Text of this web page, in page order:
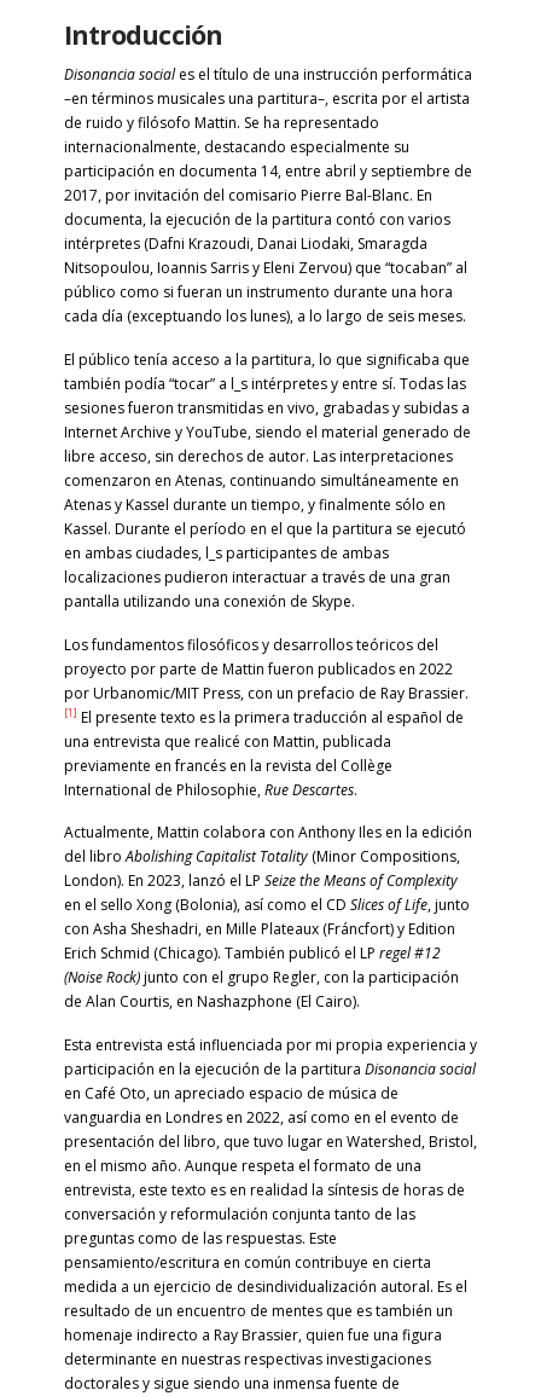
Introducción
Disonancia sociales el título de una instrucción performática
–en términos musicales una partitura–, escrita por el artista
de ruido y filósofo Mattin. Se ha representado
internacionalmente, destacando especialmente su
participación en documenta 14, entre abril y septiembre de
2017, por invitación del comisario Pierre Bal-Blanc. En
documenta, la ejecución de la partitura contó con varios
intérpretes (Dafni Krazoudi, Danai Liodaki, Smaragda
Nitsopoulou, Ioannis Sarris y Eleni Zervou) que “tocaban” al
público como si fueran un instrumento durante una hora
cada día (exceptuando los lunes), a lo largo de seis meses.
El público tenía acceso a la partitura, lo que significaba que
también podía “tocar” a l_s intérpretes y entre sí. Todas las
sesiones fueron transmitidas en vivo, grabadas y subidas a
Internet Archive y YouTube, siendo el material generado de
libre acceso, sin derechos de autor. Las interpretaciones
comenzaron en Atenas, continuando simultáneamente en
Atenas y Kassel durante un tiempo, y finalmente sólo en
Kassel. Durante el período en el que la partitura se ejecutó
en ambas ciudades, l_s participantes de ambas
localizaciones pudieron interactuar a través de una gran
pantalla utilizando una conexión de Skype.
Los fundamentos filosóficos y desarrollos teóricos del
proyecto por parte de Mattin fueron publicados en 2022
por Urbanomic/MIT Press, con un prefacio de Ray Brassier.
[1] El presente texto es la primera traducción al español de
una entrevista que realicé con Mattin, publicada
previamente en francés en la revista del Collège
International de Philosophie,Rue Descartes.
Actualmente, Mattin colabora con Anthony Iles en la edición
del libroAbolishing Capitalist Totality (Minor Compositions,
London). En 2023, lanzó el LP Seize the Means of Complexity
en el sello Xong (Bolonia), así como el CD Slices of Life, junto
con Asha Sheshadri, en Mille Plateaux (Fráncfort) y Edition
Erich Schmid (Chicago). También publicó el LP regel #12
(Noise Rock)junto con el grupo Regler, con la participación
de Alan Courtis, en Nashazphone (El Cairo).
Esta entrevista está influenciada por mi propia experiencia y
participación en la ejecución de la partitura Disonancia social
en Café Oto, un apreciado espacio de música de
vanguardia en Londres en 2022, así como en el evento de
presentación del libro, que tuvo lugar en Watershed, Bristol,
en el mismo año. Aunque respeta el formato de una
entrevista, este texto es en realidad la síntesis de horas de
conversación y reformulación conjunta tanto de las
preguntas como de las respuestas. Este
pensamiento/escritura en común contribuye en cierta
medida a un ejercicio de desindividualización autoral. Es el
resultado de un encuentro de mentes que es también un
homenaje indirecto a Ray Brassier, quien fue una figura
determinante en nuestras respectivas investigaciones
doctorales y sigue siendo una inmensa fuente de